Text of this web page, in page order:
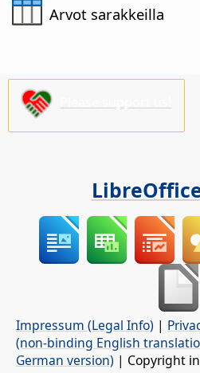
Arvot sarakkeilla
Impressum (Legal Info) |
(non-binding English
German version) | Copyright